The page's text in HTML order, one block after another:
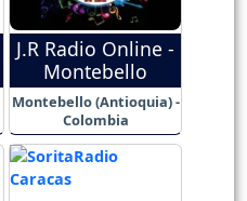
J.R Radio Online -
Montebello
Montebello (Antioquia) -
Colombia